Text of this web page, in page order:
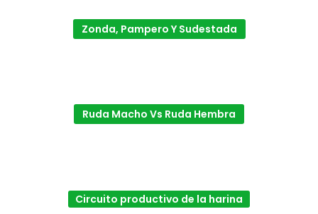
Zonda, Pampero Y Sudestada
Ruda Macho Vs Ruda Hembra
Circuito productivo de la harina